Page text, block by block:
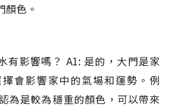
顏色。
有影響嗎？ A1: 是的，大門是家
會影響家中的氣場和運勢。例
為是較為穩重的顏色，可以帶來